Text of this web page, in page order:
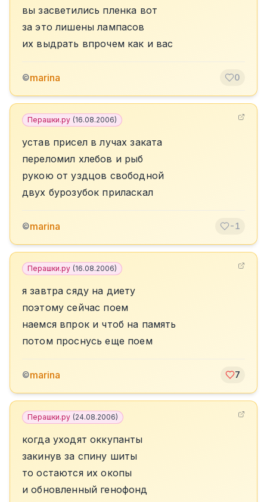
вы засветились пленка вот
за это лишены лампасов
их выдрать впрочем как и вас
©marina 0
Перашки.ру (16.08.2006)
устав присел в лучах заката
переломил хлебов и рыб
рукою от уздцов свободной
двух бурозубок приласкал
©marina -1
Перашки.ру (16.08.2006)
я завтра сяду на диету
поэтому сейчас поем
наемся впрок и чтоб на память
потом проснусь еще поем
©marina 7
Перашки.ру (24.08.2006)
когда уходят оккупанты
закинув за спину шиты
то остаются их окопы
и обновленный генофонд